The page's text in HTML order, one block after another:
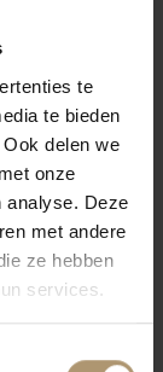
te
te bieden
delen we
onze
analyse. Deze
met andere
ze hebben
services.